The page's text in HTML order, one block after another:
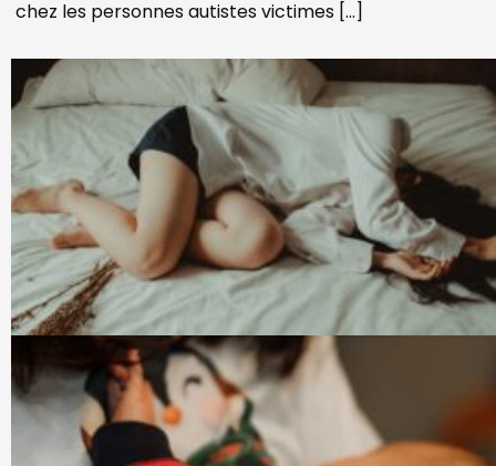
chez les personnes autistes victimes […]